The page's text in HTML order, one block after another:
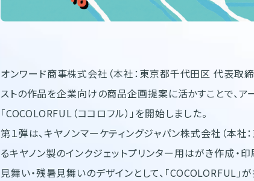
オンワード商事株式会社（本社：東京都千代田区 代表取
ストの作品を企業向けの商品企画提案に活かすことで、
「COCOLORFUL（ココロフル）」を開始しました。
第１弾は、キヤノンマーケティングジャパン株式会社（
るキヤノン製のインクジェットプリンター用はがき作成・
見舞い・残暑見舞いのデザインとして、「COCOLORFUL